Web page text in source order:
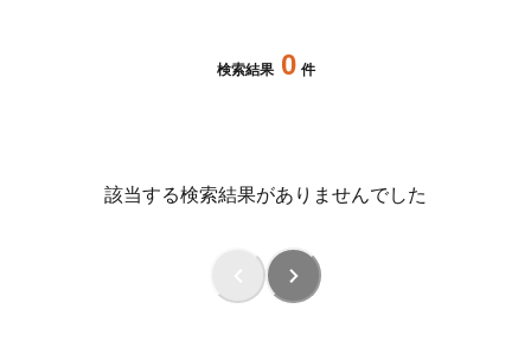
検索結果 0 件
該当する検索結果がありませんでした